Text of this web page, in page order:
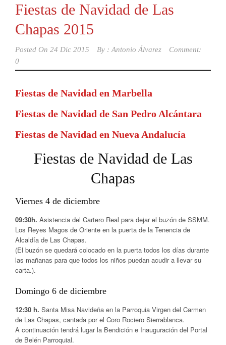
Fiestas de Navidad de Las
Chapas 2015
Posted On 24 Dic 2015 By : Antonio Álvarez
Comment:
0
Fiestas de Navidad en Marbella
Fiestas de Navidad de San Pedro Alcántara
Fiestas de Navidad en Nueva Andalucía
Fiestas de Navidad de Las
Chapas
Viernes 4 de diciembre
09:30h. Asistencia del Cartero Real para dejar el buzón de SSMM.
Los Reyes Magos de Oriente en la puerta de la Tenencia de
Alcaldía de Las Chapas.
(El buzón se quedará colocado en la puerta todos los días durante
las mañanas para que todos los niños puedan acudir a llevar su
carta.).
Domingo 6 de diciembre
12:30 h. Santa Misa Navideña en la Parroquia Virgen del Carmen
de Las Chapas, cantada por el Coro Rociero Sierrablanca.
A continuación tendrá lugar la Bendición e Inauguración del Portal
de Belén Parroquial.